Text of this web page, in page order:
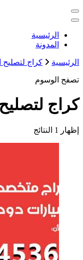
التجاوز
إلى
الكويت
خدمات منزلية بالكويت
الرئيسية
المدونة
الرئيسية كراج
تصفح الوسوم
كراج
إظهار 1 النتائج